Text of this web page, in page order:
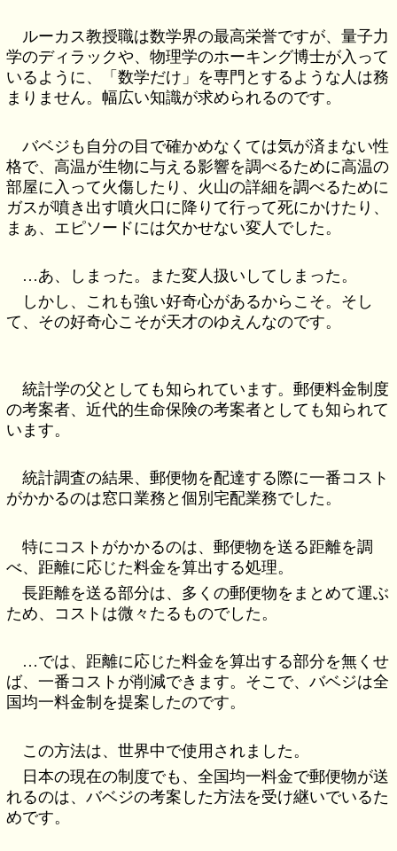
ルーカス教授職は数学界の最高栄誉ですが、量子力
学のディラックや、物理学のホーキング博士が入って
いるように、「数学だけ」を専門とするような人は務
まりません。幅広い知識が求められるのです。
バベジも自分の目で確かめなくては気が済まない性
格で、高温が生物に与える影響を調べるために高温の
部屋に入って火傷したり、火山の詳細を調べるために
ガスが噴き出す噴火口に降りて行って死にかけたり、
まぁ、エピソードには欠かせない変人でした。
…あ、しまった。また変人扱いしてしまった。
しかし、これも強い好奇心があるからこそ。そし
て、その好奇心こそが天才のゆえんなのです。
統計学の父としても知られています。郵便料金制度
の考案者、近代的生命保険の考案者としても知られて
います。
統計調査の結果、郵便物を配達する際に一番コスト
がかかるのは窓口業務と個別宅配業務でした。
特にコストがかかるのは、郵便物を送る距離を調
べ、距離に応じた料金を算出する処理。
長距離を送る部分は、多くの郵便物をまとめて運ぶ
ため、コストは微々たるものでした。
…では、距離に応じた料金を算出する部分を無くせ
ば、一番コストが削減できます。そこで、バベジは全
国均一料金制を提案したのです。
この方法は、世界中で使用されました。
日本の現在の制度でも、全国均一料金で郵便物が送
れるのは、バベジの考案した方法を受け継いでいるた
めです。